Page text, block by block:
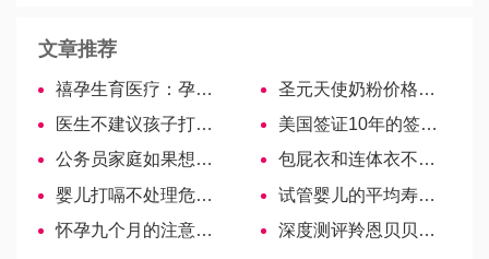
文章推荐
禧孕生育医疗：孕妈必须掌握赴美生子法律常识
圣元天使奶粉价格表查询，领育、羊奶粉价格解析！
医生不建议孩子打自费疫苗不实，其中6支强烈建议打
美国签证10年的签证材料都有哪些？
公务员家庭如果想去美国生孩子该如何办理
包屁衣和连体衣不可混为一谈，从区别对比出哪个更好
婴儿打嗝不处理危害大，宝妈快来看如何及时止嗝！
试管婴儿的平均寿命是多长？
怀孕九个月的注意事项！了解临生的症状提前做功课
深度测评羚恩贝贝羊奶粉，想了解赶紧戳这里！